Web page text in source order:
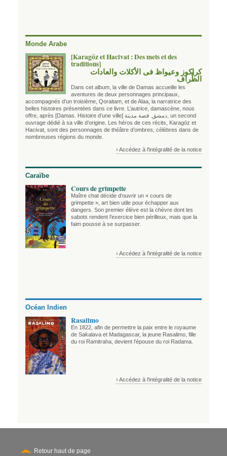
Monde Arabe
[Karagöz et Hacivat : Des mets et des
traditions]
كراكوز وعيواظ فى الأكلات والعادات
الظِّراف
Dans cet album, la ville de Damas accueille les
aventures de deux personnages principaux,
accompagnés d’un troisième, Qoraitam, et de Alaa, la narratrice des
belles histoires présentées dans ce livre. L’autrice, damascène, nous
offre, après
[Damas. Histoire d’une ville] دمشق. قصة مدينة, un second
ouvrage dédié à sa ville d’origine. Les héros de ces récits, Karagöz et
Hacivat, sont des personnages de théâtre d’ombres, célèbres dans de
nombreuses régions du monde.
› Accédez à l'intégralité de la notice
Caraïbe
Cours de grimpette
Maître chat décide d’ouvrir un « cours de
grimpette », art bien utile pour échapper aux
dangers. Son premier élève est la chèvre dont les
sabots rendent l’exercice bien périlleux, mais que la
faim pousse à se surpasser.
› Accédez à l'intégralité de la notice
Océan Indien
Rasalimo
En 1822, afin de permettre la paix entre le royaume
de Sakalava et Madagascar, la jeune Rasalimo, fille
du roi Ramitraha, devient l’épouse du roi Radama.
› Accédez à l'intégralité de la notice
Retour haut de page